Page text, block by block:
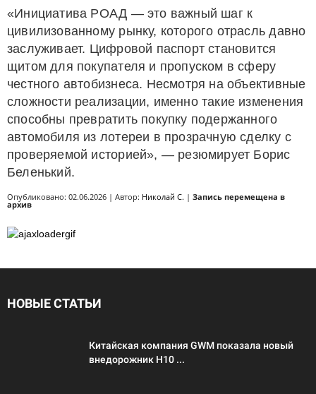
«Инициатива РОАД — это важный шаг к
цивилизованному рынку, которого отрасль давно
заслуживает. Цифровой паспорт становится
щитом для покупателя и пропуском в сферу
честного автобизнеса. Несмотря на объективные
сложности реализации, именно такие изменения
способны превратить покупку подержанного
автомобиля из лотереи в прозрачную сделку с
проверяемой историей», — резюмирует Борис
Беленький.
Опубликовано: 02.06.2026 | Автор: Николай С. | Запись перемещена в
архив
НОВЫЕ СТАТЬИ
Китайская компания GWM показала новый
внедорожник H10 ...